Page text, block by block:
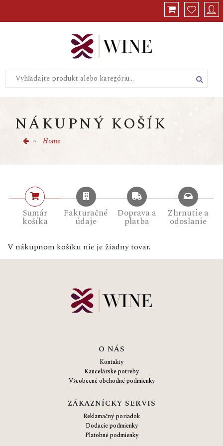
Celkom s DPH:
Vymazať
NÁKUPNÝ KOŠÍK
Home
Sumár
košíka
Fakturačné
údaje
Doprava a
platba
Zhrnutie a
odoslanie
V nákupnom košíku nie je žiadny tovar.
O NÁS
Kontakty
Kancelárske potreby
Všeobecné obchodné podmienky
ZÁKAZNÍCKY SERVIS
Reklamačný poriadok
Dodacie podmienky
Platobné podmienky